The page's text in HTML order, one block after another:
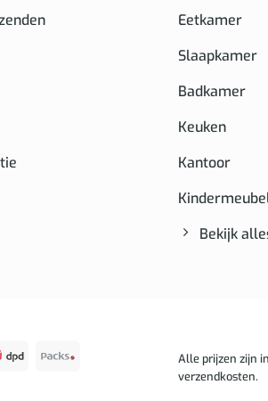
Eetkamer
Slaapkamer
Badkamer
Keuken
Kantoor
Bekijk
Alle prijzen zijn
verzendkosten.